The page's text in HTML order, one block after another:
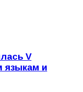
V
языкам и